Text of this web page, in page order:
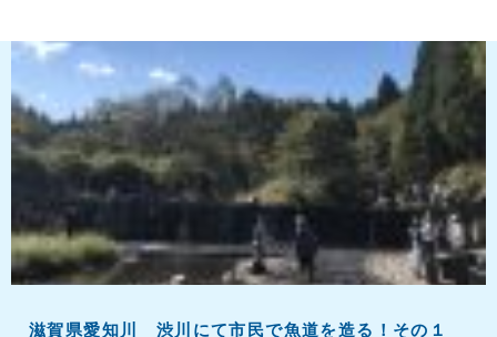
滋賀県愛知川 渋川にて市民で魚道を造る！その１